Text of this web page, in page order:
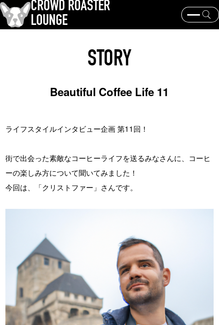
CROWD ROASTER
LOUNGE
歴史と文化
TOPICS
CROWD ROASTER BRAND SITE
STORY
Beautiful Coffee Life 11
ライフスタイルインタビュー企画 第11回！
街で出会った素敵なコーヒーライフを送るみなさんに、コーヒ
ーの楽しみ方について聞いてみました！
今回は、「クリストファー」さんです。